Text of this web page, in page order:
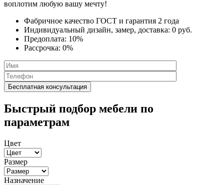
воплотим любую вашу мечту!
Фабричное качество ГОСТ и гарантия 2 года
Индивидуальный дизайн, замер, доставка: 0 руб.
Предоплата: 10%
Рассрочка: 0%
Быстрый подбор мебели по
параметрам
Цвет
Размер
Назначение